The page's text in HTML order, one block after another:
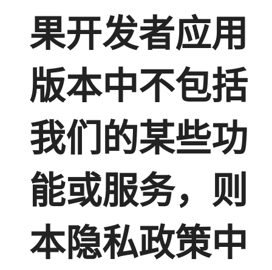
果开发者应用
版本中不包括
我们的某些功
能或服务，则
本隐私政策中